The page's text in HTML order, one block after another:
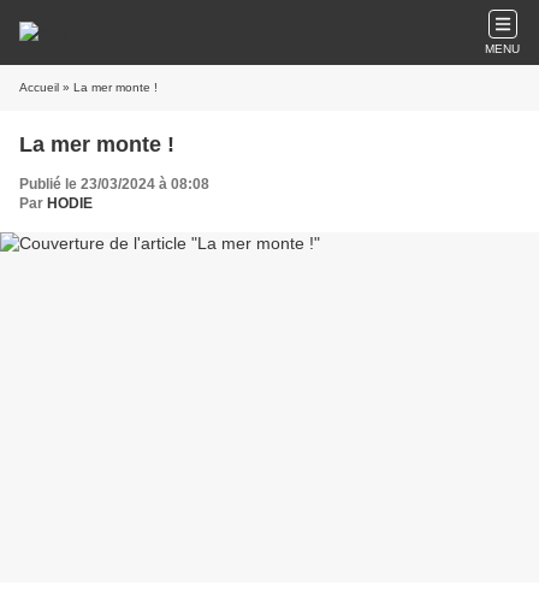
MENU
Accueil » La mer monte !
La mer monte !
Publié le 23/03/2024 à 08:08
Par HODIE